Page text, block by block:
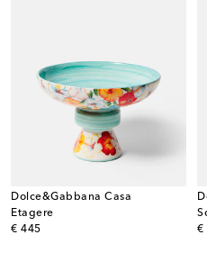
Dolce&Gabbana Casa
Etagere
€ 445
original price
€